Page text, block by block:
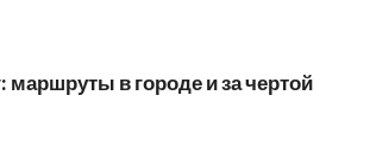
маршруты в городе и за чертой